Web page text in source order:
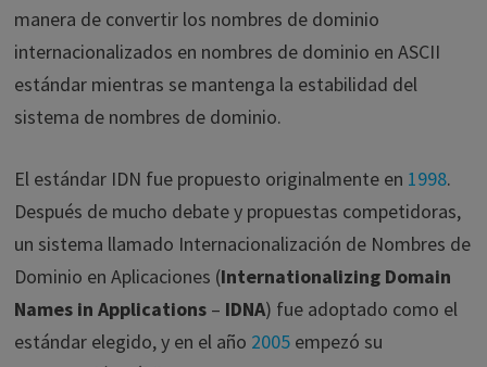
manera de convertir los nombres de dominio
internacionalizados en nombres de dominio en ASCII
estándar mientras se mantenga la estabilidad del
sistema de nombres de dominio.
El estándar IDN fue propuesto originalmente en 1998.
Después de mucho debate y propuestas competidoras,
un sistema llamado Internacionalización de Nombres de
Dominio en Aplicaciones (Internationalizing Domain
Names in Applications– IDNA) fue adoptado como el
estándar elegido, y en el año 2005empezó su